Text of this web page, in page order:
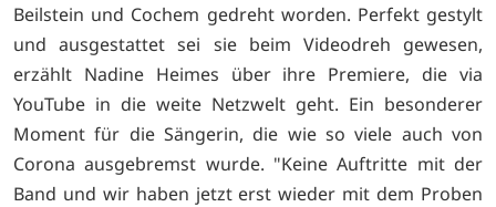
Beilstein und Cochem gedreht worden. Perfekt gestylt
und ausgestattet sei sie beim Videodreh gewesen,
erzählt Nadine Heimes über ihre Premiere, die via
YouTube in die weite Netzwelt geht. Ein besonderer
Moment für die Sängerin, die wie so viele auch von
Corona ausgebremst wurde. "Keine Auftritte mit der
Band und wir haben jetzt erst wieder mit dem Proben